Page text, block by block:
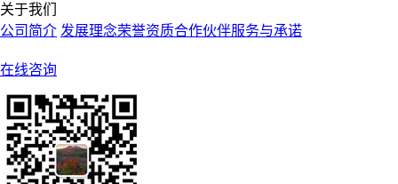
关于我们
公司简介 发展理念荣誉资质合作伙伴服务与承诺
在线咨询